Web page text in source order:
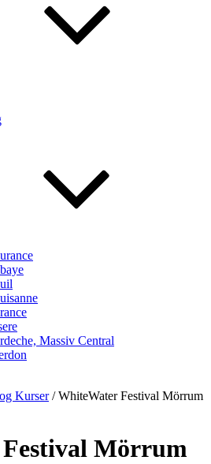
Massiv Central
Kurser/ WhiteWater Festival Mörrum
Mörrum